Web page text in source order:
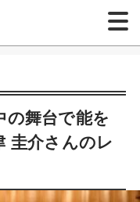
の舞台で能を
圭介さんのレ